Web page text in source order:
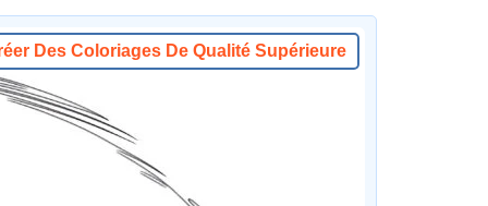
Des Coloriages De Qualité Supérieure